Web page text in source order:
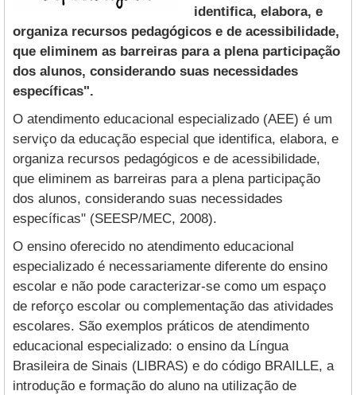
identifica, elabora, e
organiza recursos pedagógicos e de acessibilidade,
que eliminem as barreiras para a plena participação
dos alunos, considerando suas necessidades
específicas".
O atendimento educacional especializado (AEE) é um
serviço da educação especial que identifica, elabora, e
organiza recursos pedagógicos e de acessibilidade,
que eliminem as barreiras para a plena participação
dos alunos, considerando suas necessidades
específicas" (SEESP/MEC, 2008).
O ensino oferecido no atendimento educacional
especializado é necessariamente diferente do ensino
escolar e não pode caracterizar-se como um espaço
de reforço escolar ou complementação das atividades
escolares. São exemplos práticos de atendimento
educacional especializado: o ensino da Língua
Brasileira de Sinais (LIBRAS) e do código BRAILLE, a
introdução e formação do aluno na utilização de